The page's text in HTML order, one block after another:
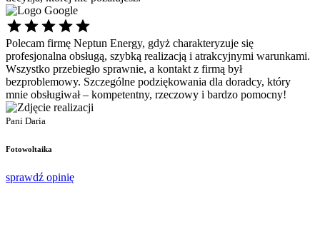
Polecam firmę Neptun Energy, gdyż charakteryzuje się
profesjonalna obsługą, szybką realizacją i atrakcyjnymi warunkami.
Wszystko przebiegło sprawnie, a kontakt z firmą był
bezproblemowy. Szczególne podziękowania dla doradcy, który
mnie obsługiwał – kompetentny, rzeczowy i bardzo pomocny!
Pani Daria
Fotowoltaika
sprawdź opinię